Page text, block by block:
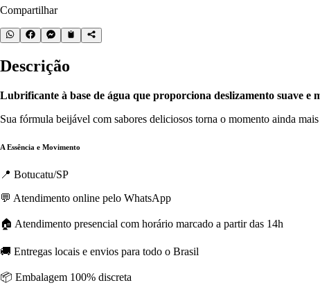
Compartilhar
Descrição
Lubrificante à base de água que proporciona deslizamento suave e
Sua fórmula beijável com sabores deliciosos torna o momento ainda
A Essência e Movimento
📍 Botucatu/SP
💬 Atendimento online pelo WhatsApp
🏠 Atendimento presencial com horário marcado a partir das 14h
🚚 Entregas locais e envios para todo o Brasil
📦 Embalagem 100% discreta